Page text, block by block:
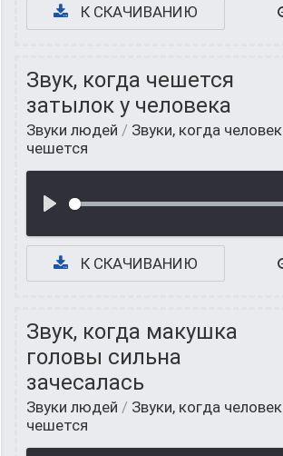
К СКАЧИВАНИЮ
Звук, когда чешется
затылок у человека
Звуки людей / Звуки, когда человек
чешется
К СКАЧИВАНИЮ
Звук, когда макушка
головы сильна
зачесалась
Звуки людей / Звуки, когда человек
чешется